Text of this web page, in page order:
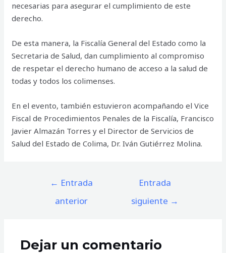
necesarias para asegurar el cumplimiento de este
derecho.
De esta manera, la Fiscalía General del Estado como la
Secretaria de Salud, dan cumplimiento al compromiso
de respetar el derecho humano de acceso a la salud de
todas y todos los colimenses.
En el evento, también estuvieron acompañando el Vice
Fiscal de Procedimientos Penales de la Fiscalía, Francisco
Javier Almazán Torres y el Director de Servicios de
Salud del Estado de Colima, Dr. Iván Gutiérrez Molina.
Navegación
entradas
← Entrada
anterior
Entrada
siguiente →
Dejar un comentario